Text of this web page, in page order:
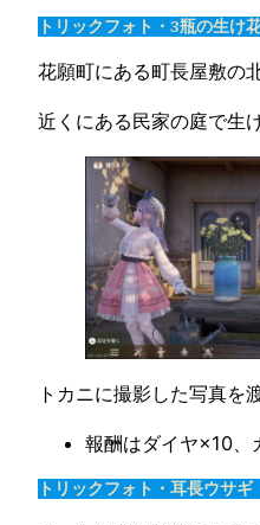
トリックフォト・3瓶の生け
花願町にある町長屋敷の
近くにある民家の庭で生
トカニに撮影した写真を
報酬はダイヤ×10、
トリックフォト・耳長ウサギ